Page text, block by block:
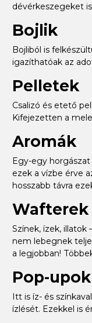
dévérkeszegeket
Bojlik
Bojliból is
igazíthatóak az
Pelletek
Csalizó és etető
Kifejezetten a
Aromák
Egy-egy
ezek a vízbe érve
hosszabb távra
Wafterek
Színek, ízek,
nem lebegnek
a legjobban!
Pop-upok
Itt is íz- és
ízlését. Ezekkel is